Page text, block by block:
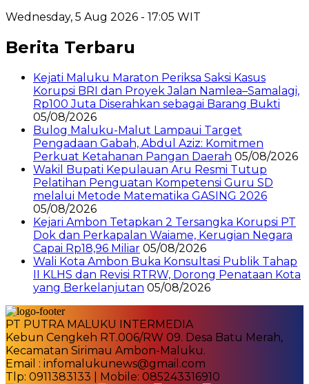
Wednesday, 5 Aug 2026 - 17:05 WIT
Berita Terbaru
Kejati Maluku Maraton Periksa Saksi Kasus
Korupsi BRI dan Proyek Jalan Namlea–Samalagi,
Rp100 Juta Diserahkan sebagai Barang Bukti
05/08/2026
Bulog Maluku-Malut Lampaui Target
Pengadaan Gabah, Abdul Aziz: Komitmen
Perkuat Ketahanan Pangan Daerah 05/08/2026
Wakil Bupati Kepulauan Aru Resmi Tutup
Pelatihan Penguatan Kompetensi Guru SD
melalui Metode Matematika GASING 2026
05/08/2026
Kejari Ambon Tetapkan 2 Tersangka Korupsi PT
Dok dan Perkapalan Waiame, Kerugian Negara
Capai Rp18,96 Miliar 05/08/2026
Wali Kota Ambon Buka Konsultasi Publik Tahap
II KLHS dan Revisi RTRW, Dorong Penataan Kota
yang Berkelanjutan 05/08/2026
PT PUTRA MALUKU INTERMEDIA
Kebun Cengkeh RT.006/RW 09. Desa Batu Merah,
Kecamatan Sirimau Ambon-Maluku.
Email : infomalukunews@gmail.com
Tlp: 0911383133 | Mobile: 085243316910